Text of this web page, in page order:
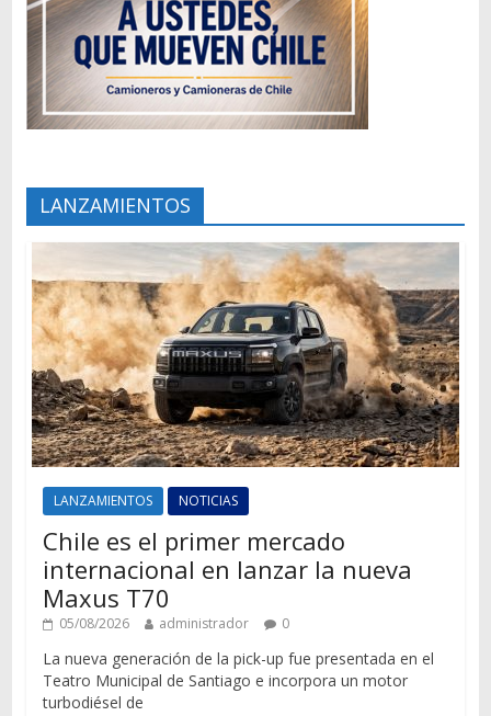
LANZAMIENTOS
LANZAMIENTOS NOTICIAS
Chile es el primer mercado
internacional en lanzar la nueva
Maxus T70
05/08/2026 administrador 0
La nueva generación de la pick-up fue presentada en el
Teatro Municipal de Santiago e incorpora un motor
turbodiésel de